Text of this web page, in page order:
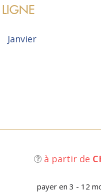
Janvier
à partir de
payer en 3 - 12